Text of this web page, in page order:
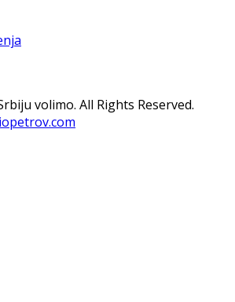
volimo. All Rights Reserved.